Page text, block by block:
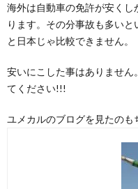
海外は自動車の免許が安く
ります。その分事故も多い
と日本じゃ比較できません。
安いにこした事はありませ
てください!!!
ユメカルのブログを見たのも